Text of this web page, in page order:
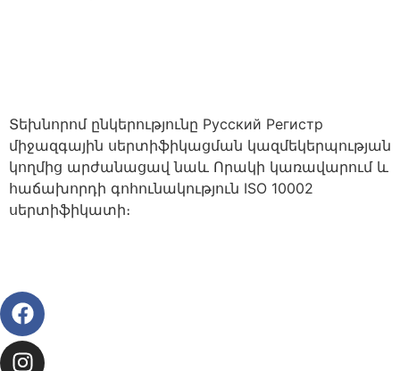
Տեխնորոմ ընկերությունը Русский Регистр
միջազգային սերտիֆիկացման կազմեկերպության
կողմից արժանացավ նաև Որակի կառավարում և
հաճախորդի գոհունակություն ISO 10002
սերտիֆիկատի։